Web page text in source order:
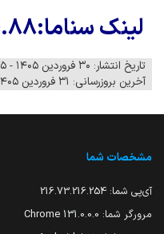
لینک سناما:https://172.20.14.88
تاریخ انتشار: ۳۰ فروردین ۱۴۰۵ - ۱۲:۳۵
آخرین بروزرسانی: ۳۱ فروردین ۱۴۰۵ - ۰۸:۴۹
مشخصات شما
آی‌پی شما: 216.73.216.254
مرورگر شما: 131.0.0.0 Chrome